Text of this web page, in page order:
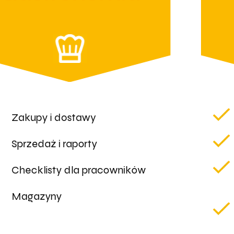
Zakupy i dostawy
Sprzedaż i raporty
Checklisty dla pracowników
Magazyny